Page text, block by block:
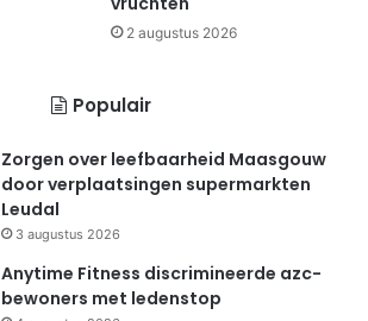
2 augustus 2026
Populair
Zorgen over leefbaarheid Maasgouw
door verplaatsingen supermarkten
Leudal
3 augustus 2026
Anytime Fitness discrimineerde azc-
bewoners met ledenstop